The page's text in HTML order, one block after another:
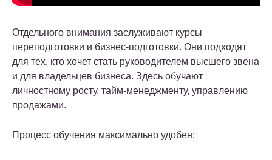
Отдельного внимания заслуживают курсы
переподготовки и бизнес-подготовки. Они подходят
для тех, кто хочет стать руководителем высшего звена
и для владельцев бизнеса. Здесь обучают
личностному росту, тайм-менеджменту, управлению
продажами.
Процесс обучения максимально удобен: